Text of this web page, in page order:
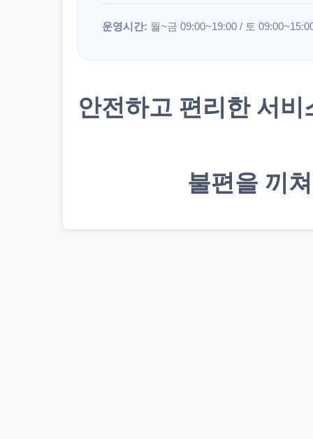
운영시간: 월~금 09:00~19:00 / 토
안전하고 편리한 서
불편을 끼